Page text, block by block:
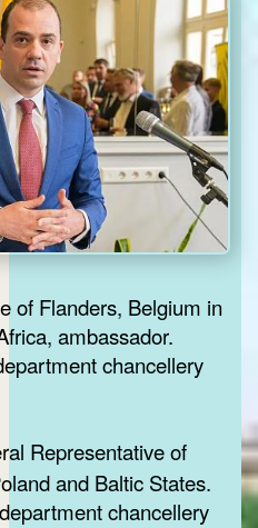
of Flanders, Belgium in
ambassador.
chancellery
Representative of
and Baltic States.
chancellery